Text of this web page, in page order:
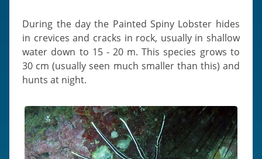
During the day the Painted Spiny Lobster hides
in crevices and cracks in rock, usually in shallow
water down to 15 - 20 m. This species grows to
30 cm (usually seen much smaller than this) and
hunts at night.